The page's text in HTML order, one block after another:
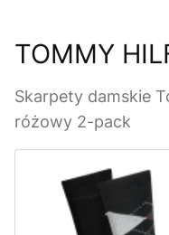
TOMMY
Skarpety damskie
różowy 2-pack